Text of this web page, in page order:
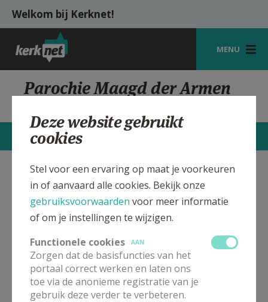
Overslaan en naar de inhoud gaan
Welkom bij Kerknet!
MENU
STARTPAGINA
VIERINGEN
ZOEKEN
HULP
AANMELDEN OF REGISTREREN
Parochie Maagd der Armen
STARTPAGINA
Verbergen
Maagd der Armen,
Schoonbeek-Beverst
In deze kerk vinden geen weekendvieringen plaats. Bekijk
de details voor het adres van de kerk, alsook een lijst met
kerken in de buurt.
ALLE DETAILS TONEN
Deze website gebruikt
cookies
Stel voor een ervaring op maat je voorkeuren
in of aanvaard alle cookies. Bekijk onze
gebruiksvoorwaarden voor meer informatie
of om je instellingen te wijzigen.
Functionele cookies
AAN
Zorgen dat de basisfuncties van het
portaal correct werken en laten ons
toe via de anonieme registratie van je
gebruik deze verder te verbeteren.